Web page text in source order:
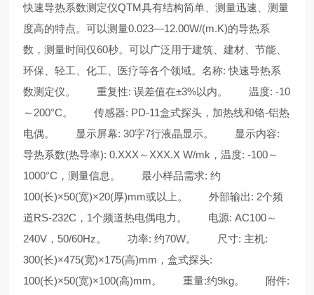
快速导热系数测定仪QTM具有结构简单、测量迅速、测量
度高的特点。可以测量0.023—12.00W/(m.K)的导热系
数，测量时间仅60秒。可以广泛用于建筑、建材、节能、
环保、轻工、化工、医疗等各个领域。名称: 快速导热系
数测定仪。
重复性: 误差值在±3%以内。
温度: -10
～200°C。
传感器: PD-11盒式探头，加热线和铬-铝热
电偶。
显示屏幕: 30字7行液晶显示。
显示内容:
导热系数(热导率): 0.XXX～XXX.X W/mk，温度: -100～
1000°C，测量信息。
最小样品需求: 约
100(长)×50(宽)×20(厚)mm或以上。
外部输出: 2个频
道RS-232C，1个频道热电偶电力。
电源: AC100～
240V，50/60Hz。
功率: 约70W。
尺寸: 主机:
300(长)×475(宽)×175(高)mm，盒式探头:
100(长)×50(宽)×100(高)mm。
重量:约9kg。
附件: